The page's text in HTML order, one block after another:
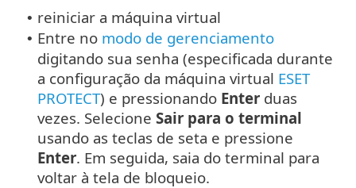
• reiniciar a máquina virtual
• Entre no modo de gerenciamento
digitando sua senha (especificada durante
a configuração da máquina virtual ESET
PROTECT) e pressionando Enter duas
vezes. Selecione Sair para o terminal
usando as teclas de seta e pressione
Enter. Em seguida, saia do terminal para
voltar à tela de bloqueio.